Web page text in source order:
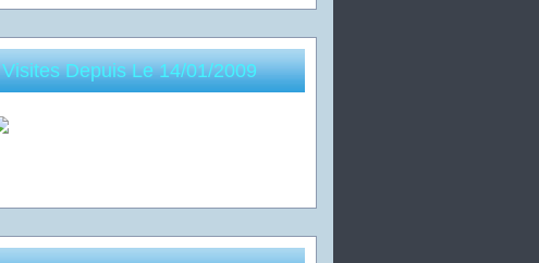
Visites Depuis Le 14/01/2009